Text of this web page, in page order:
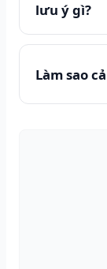
lưu ý gì?
Làm sao